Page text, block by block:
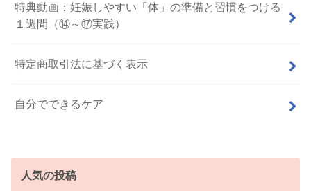
特典動画：妊娠しやすい「体」の準備と習慣をつける
１週間（⑭～⑰実践）
特定商取引法に基づく表示
自分でできるケア
人気の投稿